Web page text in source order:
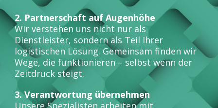
2. Partnerschaft auf Augenhöhe
Wir verstehen uns nicht nur als
Dienstleister, sondern als Teil Ihrer
logistischen Lösung. Gemeinsam finden wir
Wege, die funktionieren – selbst wenn der
Zeitdruck steigt.
3. Verantwortung übernehmen
Unsere Spezialisten arbeiten mit